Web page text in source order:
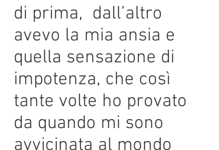
di prima, dall’altro
avevo la mia ansia e
quella sensazione di
impotenza, che così
tante volte ho provato
da quando mi sono
avvicinata al mondo